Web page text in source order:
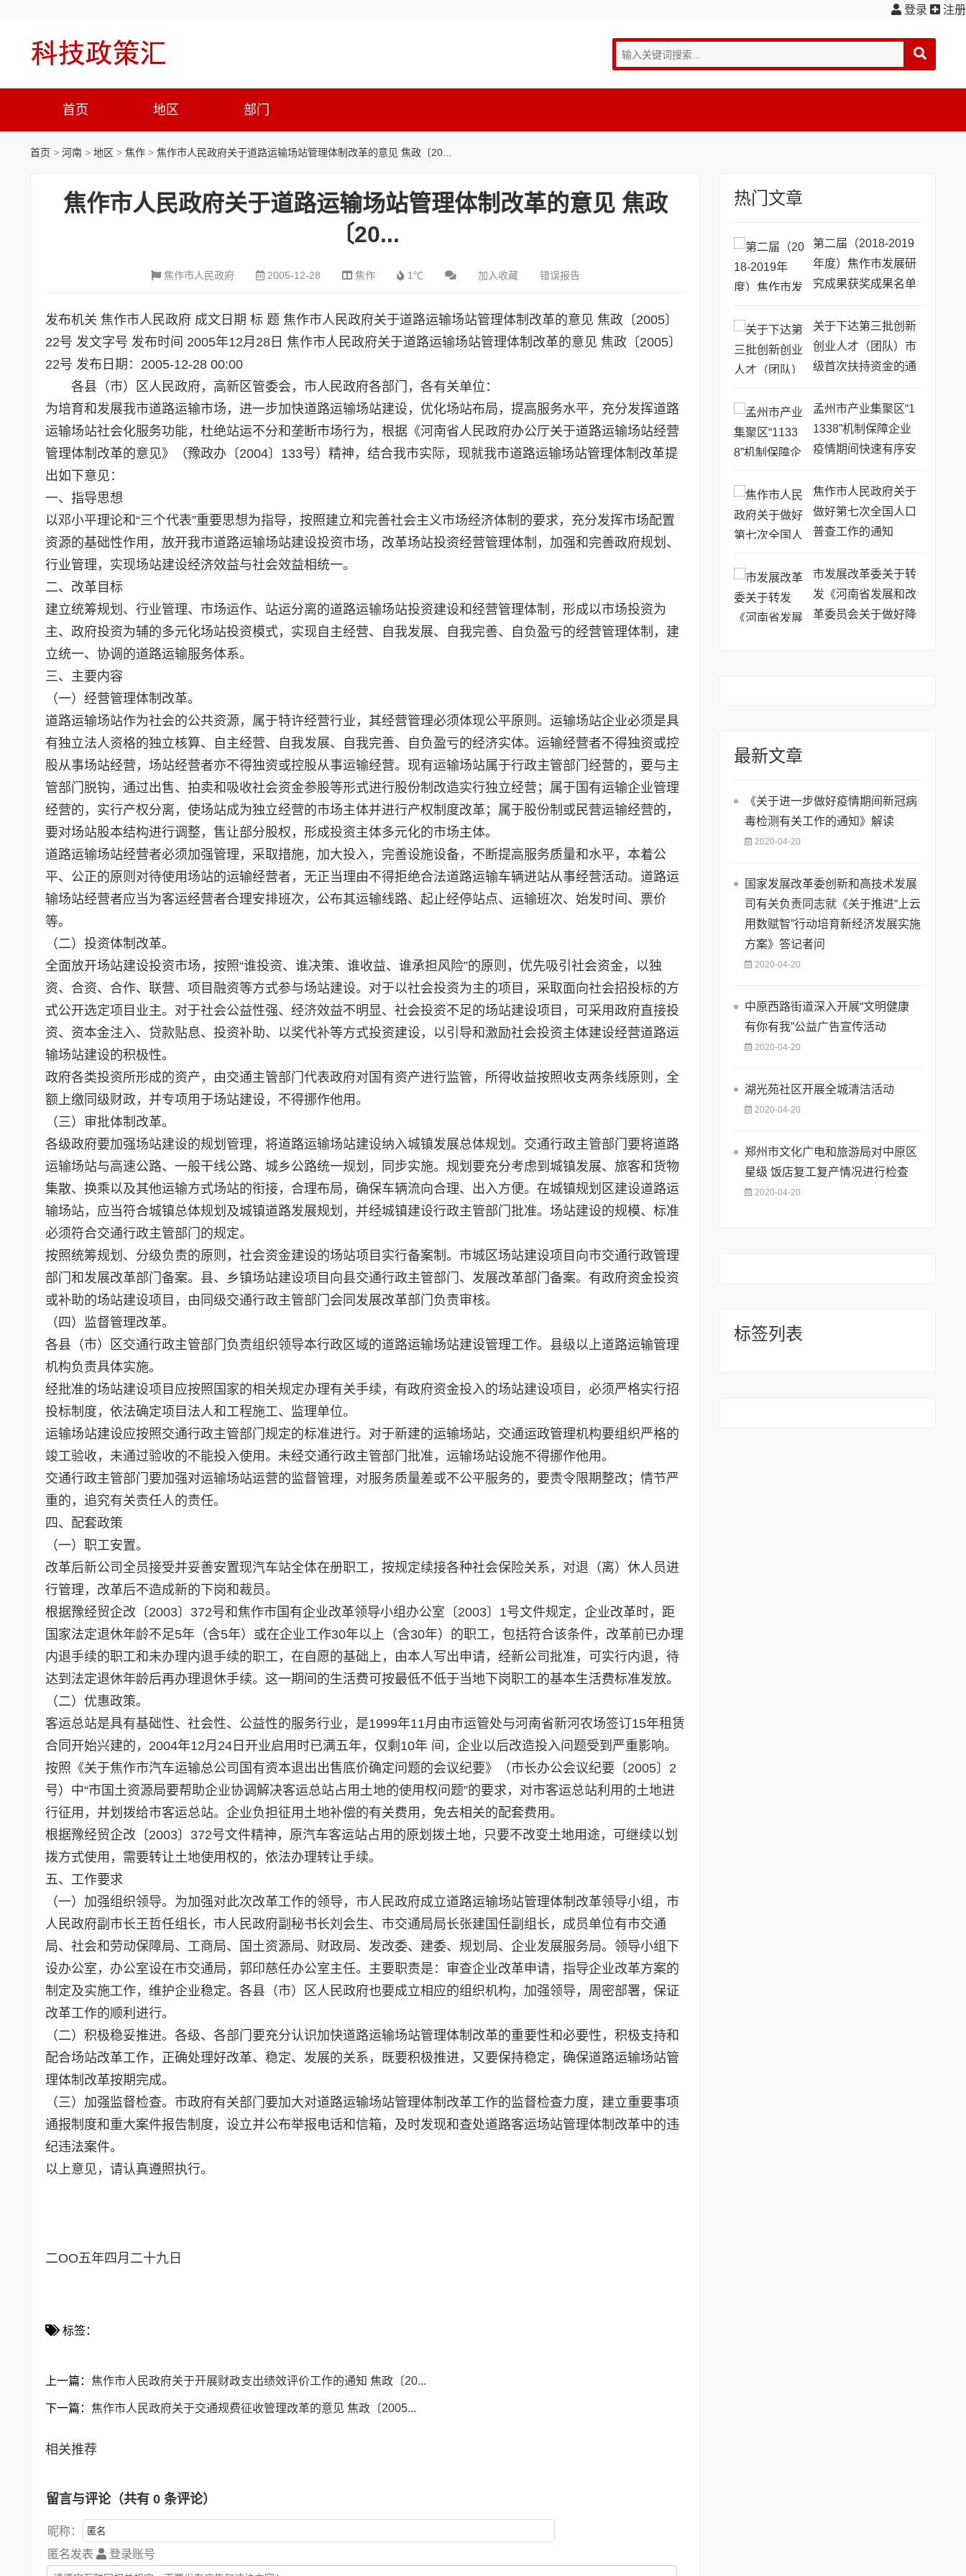
登录 注册
首页 地区 部门
首页 > 河南 > 地区 > 焦作 > 焦作市人民政府关于道路运输场站管理体制改革的意见 焦政〔20...
焦作市人民政府关于道路运输场站管理体制改革的意见 焦政
〔20...
焦作市人民政府 2005-12-28 焦作 1℃ 加入收藏 错误报告
发布机关 焦作市人民政府 成文日期 标 题 焦作市人民政府关于道路运输场站管理体制改革的意见 焦政〔2005〕
22号 发文字号 发布时间 2005年12月28日 焦作市人民政府关于道路运输场站管理体制改革的意见 焦政〔2005〕
22号 发布日期：2005-12-28 00:00
各县（市）区人民政府，高新区管委会，市人民政府各部门，各有关单位：
为培育和发展我市道路运输市场，进一步加快道路运输场站建设，优化场站布局，提高服务水平，充分发挥道路
运输场站社会化服务功能，杜绝站运不分和垄断市场行为，根据《河南省人民政府办公厅关于道路运输场站经营
管理体制改革的意见》（豫政办〔2004〕133号）精神，结合我市实际，现就我市道路运输场站管理体制改革提
出如下意见：
一、指导思想
以邓小平理论和“三个代表”重要思想为指导，按照建立和完善社会主义市场经济体制的要求，充分发挥市场配置
资源的基础性作用，放开我市道路运输场站建设投资市场，改革场站投资经营管理体制，加强和完善政府规划、
行业管理，实现场站建设经济效益与社会效益相统一。
二、改革目标
建立统筹规划、行业管理、市场运作、站运分离的道路运输场站投资建设和经营管理体制，形成以市场投资为
主、政府投资为辅的多元化场站投资模式，实现自主经营、自我发展、自我完善、自负盈亏的经营管理体制，建
立统一、协调的道路运输服务体系。
三、主要内容
（一）经营管理体制改革。
道路运输场站作为社会的公共资源，属于特许经营行业，其经营管理必须体现公平原则。运输场站企业必须是具
有独立法人资格的独立核算、自主经营、自我发展、自我完善、自负盈亏的经济实体。运输经营者不得独资或控
股从事场站经营，场站经营者亦不得独资或控股从事运输经营。现有运输场站属于行政主管部门经营的，要与主
管部门脱钩，通过出售、拍卖和吸收社会资金参股等形式进行股份制改造实行独立经营；属于国有运输企业管理
经营的，实行产权分离，使场站成为独立经营的市场主体并进行产权制度改革；属于股份制或民营运输经营的，
要对场站股本结构进行调整，售让部分股权，形成投资主体多元化的市场主体。
道路运输场站经营者必须加强管理，采取措施，加大投入，完善设施设备，不断提高服务质量和水平，本着公
平、公正的原则对待使用场站的运输经营者，无正当理由不得拒绝合法道路运输车辆进站从事经营活动。道路运
输场站经营者应当为客运经营者合理安排班次，公布其运输线路、起止经停站点、运输班次、始发时间、票价
等。
（二）投资体制改革。
全面放开场站建设投资市场，按照“谁投资、谁决策、谁收益、谁承担风险”的原则，优先吸引社会资金，以独
资、合资、合作、联营、项目融资等方式参与场站建设。对于以社会投资为主的项目，采取面向社会招投标的方
式公开选定项目业主。对于社会公益性强、经济效益不明显、社会投资不足的场站建设项目，可采用政府直接投
资、资本金注入、贷款贴息、投资补助、以奖代补等方式投资建设，以引导和激励社会投资主体建设经营道路运
输场站建设的积极性。
政府各类投资所形成的资产，由交通主管部门代表政府对国有资产进行监管，所得收益按照收支两条线原则，全
额上缴同级财政，并专项用于场站建设，不得挪作他用。
（三）审批体制改革。
各级政府要加强场站建设的规划管理，将道路运输场站建设纳入城镇发展总体规划。交通行政主管部门要将道路
运输场站与高速公路、一般干线公路、城乡公路统一规划，同步实施。规划要充分考虑到城镇发展、旅客和货物
集散、换乘以及其他运输方式场站的衔接，合理布局，确保车辆流向合理、出入方便。在城镇规划区建设道路运
输场站，应当符合城镇总体规划及城镇道路发展规划，并经城镇建设行政主管部门批准。场站建设的规模、标准
必须符合交通行政主管部门的规定。
按照统筹规划、分级负责的原则，社会资金建设的场站项目实行备案制。市城区场站建设项目向市交通行政管理
部门和发展改革部门备案。县、乡镇场站建设项目向县交通行政主管部门、发展改革部门备案。有政府资金投资
或补助的场站建设项目，由同级交通行政主管部门会同发展改革部门负责审核。
（四）监督管理改革。
各县（市）区交通行政主管部门负责组织领导本行政区域的道路运输场站建设管理工作。县级以上道路运输管理
机构负责具体实施。
经批准的场站建设项目应按照国家的相关规定办理有关手续，有政府资金投入的场站建设项目，必须严格实行招
投标制度，依法确定项目法人和工程施工、监理单位。
运输场站建设应按照交通行政主管部门规定的标准进行。对于新建的运输场站，交通运政管理机构要组织严格的
竣工验收，未通过验收的不能投入使用。未经交通行政主管部门批准，运输场站设施不得挪作他用。
交通行政主管部门要加强对运输场站运营的监督管理，对服务质量差或不公平服务的，要责令限期整改；情节严
重的，追究有关责任人的责任。
四、配套政策
（一）职工安置。
改革后新公司全员接受并妥善安置现汽车站全体在册职工，按规定续接各种社会保险关系，对退（离）休人员进
行管理，改革后不造成新的下岗和裁员。
根据豫经贸企改〔2003〕372号和焦作市国有企业改革领导小组办公室〔2003〕1号文件规定，企业改革时，距
国家法定退休年龄不足5年（含5年）或在企业工作30年以上（含30年）的职工，包括符合该条件，改革前已办理
内退手续的职工和未办理内退手续的职工，在自愿的基础上，由本人写出申请，经新公司批准，可实行内退，待
达到法定退休年龄后再办理退休手续。这一期间的生活费可按最低不低于当地下岗职工的基本生活费标准发放。
（二）优惠政策。
客运总站是具有基础性、社会性、公益性的服务行业，是1999年11月由市运管处与河南省新河农场签订15年租赁
合同开始兴建的，2004年12月24日开业启用时已满五年，仅剩10年 间，企业以后改造投入问题受到严重影响。
按照《关于焦作市汽车运输总公司国有资本退出出售底价确定问题的会议纪要》（市长办公会议纪要〔2005〕2
号）中“市国土资源局要帮助企业协调解决客运总站占用土地的使用权问题”的要求，对市客运总站利用的土地进
行征用，并划拨给市客运总站。企业负担征用土地补偿的有关费用，免去相关的配套费用。
根据豫经贸企改〔2003〕372号文件精神，原汽车客运站占用的原划拨土地，只要不改变土地用途，可继续以划
拨方式使用，需要转让土地使用权的，依法办理转让手续。
五、工作要求
（一）加强组织领导。为加强对此次改革工作的领导，市人民政府成立道路运输场站管理体制改革领导小组，市
人民政府副市长王哲任组长，市人民政府副秘书长刘会生、市交通局局长张建国任副组长，成员单位有市交通
局、社会和劳动保障局、工商局、国土资源局、财政局、发改委、建委、规划局、企业发展服务局。领导小组下
设办公室，办公室设在市交通局，郭印慈任办公室主任。主要职责是：审查企业改革申请，指导企业改革方案的
制定及实施工作，维护企业稳定。各县（市）区人民政府也要成立相应的组织机构，加强领导，周密部署，保证
改革工作的顺利进行。
（二）积极稳妥推进。各级、各部门要充分认识加快道路运输场站管理体制改革的重要性和必要性，积极支持和
配合场站改革工作，正确处理好改革、稳定、发展的关系，既要积极推进，又要保持稳定，确保道路运输场站管
理体制改革按期完成。
（三）加强监督检查。市政府有关部门要加大对道路运输场站管理体制改革工作的监督检查力度，建立重要事项
通报制度和重大案件报告制度，设立并公布举报电话和信箱，及时发现和查处道路客运场站管理体制改革中的违
纪违法案件。
以上意见，请认真遵照执行。
二OO五年四月二十九日
标签：
上一篇： 焦作市人民政府关于开展财政支出绩效评价工作的通知 焦政〔20...
下一篇： 焦作市人民政府关于交通规费征收管理改革的意见 焦政〔2005...
相关推荐
留言与评论（共有 0 条评论）
昵称：
匿名发表
登录账号
热门文章
第二届（2018-2019
年度）焦作市发展研
究成果获奖成果名单
关于下达第三批创新
创业人才（团队）市
级首次扶持资金的通
孟州市产业集聚区“1
1338”机制保障企业
疫情期间快速有序安
焦作市人民政府关于
做好第七次全国人口
普查工作的通知
市发展改革委关于转
发《河南省发展和改
革委员会关于做好降
最新文章
《关于进一步做好疫情期间新冠病
毒检测有关工作的通知》解读
2020-04-20
国家发展改革委创新和高技术发展
司有关负责同志就《关于推进“上云
用数赋智”行动培育新经济发展实施
方案》答记者问
2020-04-20
中原西路街道深入开展“文明健康
有你有我”公益广告宣传活动
2020-04-20
湖光苑社区开展全城清洁活动
2020-04-20
郑州市文化广电和旅游局对中原区
星级 饭店复工复产情况进行检查
2020-04-20
标签列表